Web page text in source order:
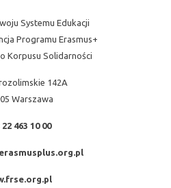
Systemu Edukacji
Programu Erasmus+
Korpusu Solidarności
142A
Warszawa
22 463 10 00